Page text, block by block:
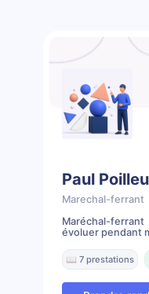
Paul
Marechal-ferrant
Maréchal-
évoluer pendant
📖 7 prestations